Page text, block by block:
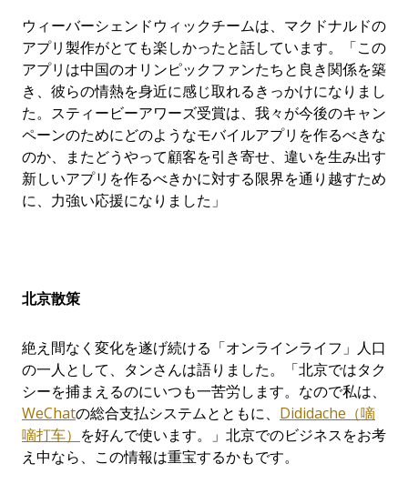
ウィーバーシェンドウィックチームは、マクドナルドの
アプリ製作がとても楽しかったと話しています。「この
アプリは中国のオリンピックファンたちと良き関係を築
き、彼らの情熱を身近に感じ取れるきっかけになりまし
た。スティービーアワーズ受賞は、我々が今後のキャン
ペーンのためにどのようなモバイルアプリを作るべきな
のか、またどうやって顧客を引き寄せ、違いを生み出す
新しいアプリを作るべきかに対する限界を通り越すため
に、力強い応援になりました」
北京散策
絶え間なく変化を遂げ続ける「オンラインライフ」人口
の一人として、タンさんは語りました。「北京ではタク
シーを捕まえるのにいつも一苦労します。なので私は、
WeChatの総合支払システムとともに、 Dididache（嘀
嘀打车） を好んで使います。」北京でのビジネスをお考
え中なら、この情報は重宝するかもです。